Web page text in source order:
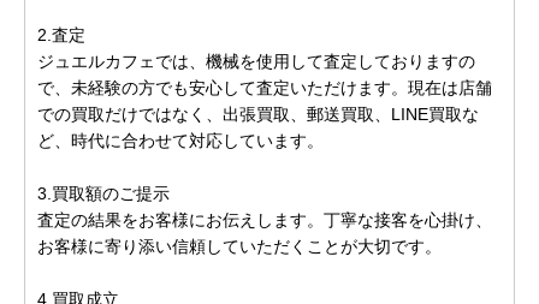
2.査定
ジュエルカフェでは、機械を使用して査定しておりますの
で、未経験の方でも安心して査定いただけます。現在は店舗
での買取だけではなく、出張買取、郵送買取、LINE買取な
ど、時代に合わせて対応しています。
3.買取額のご提示
査定の結果をお客様にお伝えします。丁寧な接客を心掛け、
お客様に寄り添い信頼していただくことが大切です。
4.買取成立